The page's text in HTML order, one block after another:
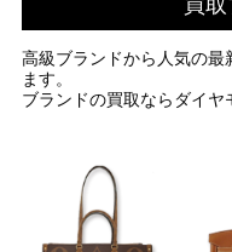
買
高級ブランドから人気の最
ます。
ブランドの買取ならダイヤ